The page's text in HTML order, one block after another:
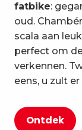
fatbike:
oud.
scala aan
perfect om
verkennen.
eens, u zult
Ontdek